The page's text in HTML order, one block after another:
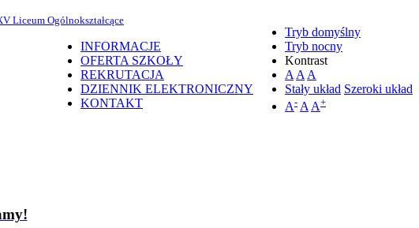
Tryb domyślny
Tryb nocny
Kontrast
A A A
Stały układ Szeroki układ
A- A A+
Liceum Ogólnokształcące
INFORMACJE
OFERTA SZKOŁY
REKRUTACJA
DZIENNIK ELEKTRONICZNY
KONTAKT